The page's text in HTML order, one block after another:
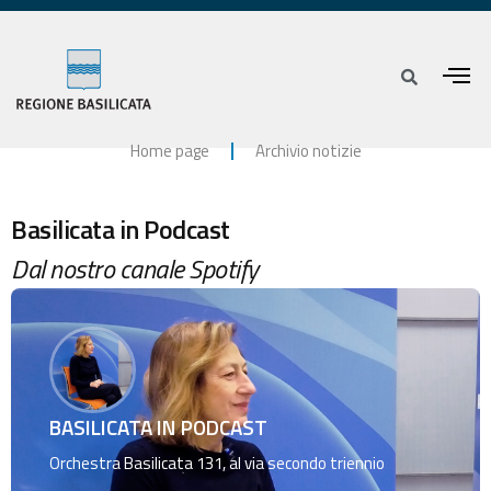
Home page Archivio notizie
Basilicata in Podcast
Dal nostro canale Spotify
BASILICATA IN PODCAST
Orchestra Basilicata 131, al via secondo triennio